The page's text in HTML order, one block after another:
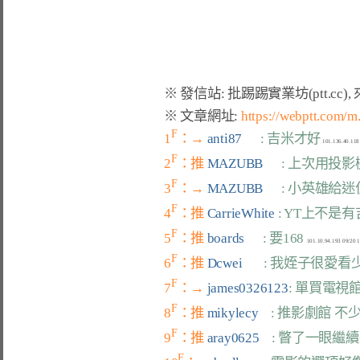
※ 文章網址: https://webptt.com/
1 F ：→ anti87 : 吉米才好
2F ：推 MAZUBB : 上次用投
3F ：→ MAZUBB : 小英雄給迷
4F ：推 CarrieWhite : YT上不是有
5F ：推 boards : 要168
6F ：推 Dcwei : 我姪子很愛看
7F ：→ james0326123: 單買電視
8F ：推 mikylecy : 推影劇館 不
9F ：推 aray0625 : 瞥了一眼繼